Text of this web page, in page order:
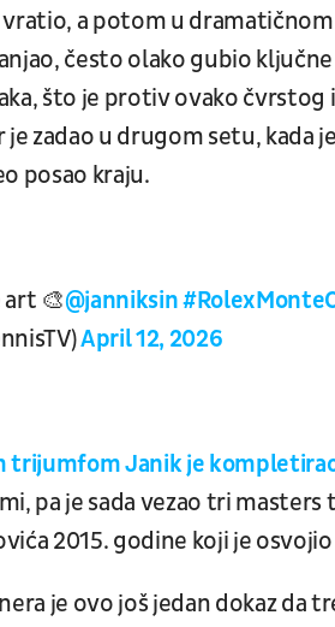
a potom u
često olako gubio
što je protiv ovako
je zadao u drugom setu, kada
posao kraju.
art 🎨@janniksin
April 12, 2026
trijumfom Janik je
pa je sada vezao tri
2015. godine koji je
je ovo još jedan dokaz